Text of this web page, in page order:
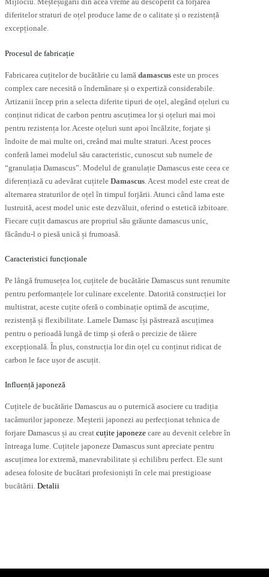
diferitelor straturi de oțel produce lame de o calitate și o rezistență
excepționale.
Procesul de fabricație
Fabricarea cuțitelor de bucătărie cu lamă damascus este un proces
complex care necesită o îndemânare și o expertiză considerabile.
Artizanii încep prin a selecta diferite tipuri de oțel, alegând oțeluri cu
conținut ridicat de carbon pentru ascuțimea lor și oțeluri mai moi
pentru rezistența lor. Aceste oțeluri sunt apoi încălzite, forjate și
îndoite de mai multe ori, creând mai multe straturi. Acest proces
conferă lamei modelul său caracteristic, cunoscut sub numele de
“granulația Damascus”. Modelul de granulație Damascus este ceea ce
diferențiază cu adevărat cuțitele Damascus . Acest model este creat de
alternarea straturilor de oțel în timpul forjării. Atunci când lama este
lustruită, acest model unic este dezvăluit, oferind o estetică izbitoare.
Fiecare cuțit damascus are propriul său grăunte damascus unic,
făcându-l o piesă unică și frumoasă.
Caracteristici funcționale
Pe lângă frumusețea lor, cuțitele de bucătărie Damascus sunt renumite
pentru performanțele lor culinare excelente. Datorită construcției lor
multistrat, aceste cuțite oferă o combinație optimă de ascuțime,
rezistență și flexibilitate. Lamele Damasc își păstrează ascuțimea
pentru o perioadă lungă de timp și oferă o precizie de tăiere
excepțională. În plus, construcția lor din oțel cu conținut ridicat de
carbon le face ușor de ascuțit.
Influență japoneză
Cuțitele de bucătărie Damascus au o puternică asociere cu tradiția
tacâmurilor japoneze. Meșterii japonezi au perfecționat tehnica de
forjare Damascus și au creat cuțite japoneze care au devenit celebre în
întreaga lume. Cuțitele japoneze Damascus sunt apreciate pentru
ascuțimea lor extremă, manevrabilitate și echilibru perfect. Ele sunt
adesea folosite de bucătari profesioniști în cele mai prestigioase
bucătării. Detalii